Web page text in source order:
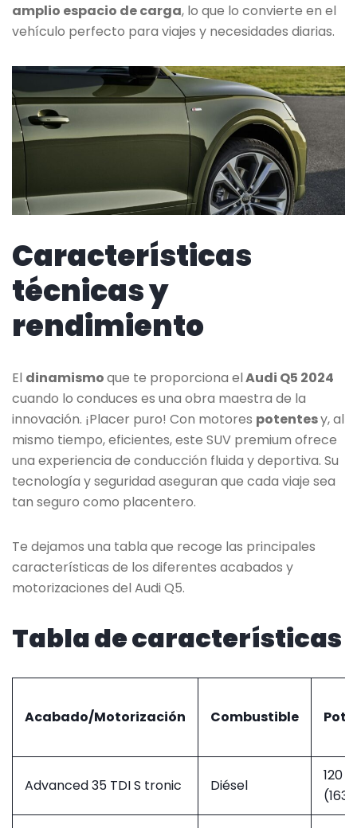
amplio espacio de carga, lo que lo convierte en el
vehículo perfecto para viajes y necesidades diarias.
Características
técnicas y
rendimiento
El dinamismoque te proporciona elAudi Q5 2024
cuando lo conduces es una obra maestra de la
innovación. ¡Placer puro! Con motores potentesy, al
mismo tiempo, eficientes, este SUV premium ofrece
una experiencia de conducción fluida y deportiva. Su
tecnología y seguridad aseguran que cada viaje sea
tan seguro como placentero.
Te dejamos una tabla que recoge las principales
características de los diferentes acabados y
motorizaciones del Audi Q5.
Tabla de características
Acabado/Motorización Combustible
Advanced 35 TDI S tronic Diésel
120
(163